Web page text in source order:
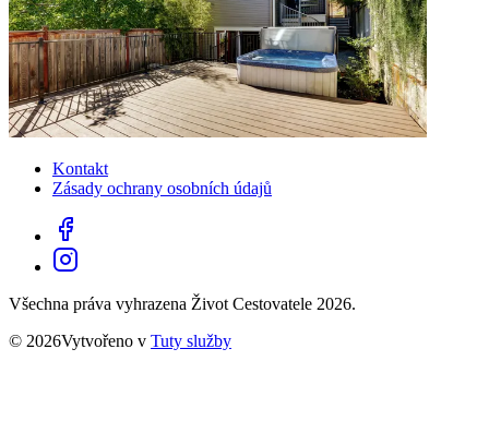
Kontakt
Zásady ochrany osobních údajů
Všechna práva vyhrazena Život Cestovatele 2026.
© 2026Vytvořeno v Tuty služby